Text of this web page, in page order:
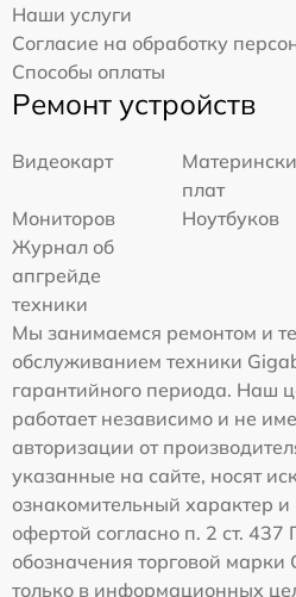
Наши услуги
Согласие на обработку
Способы оплаты
Ремонт устройств
Видеокарт
плат
Мониторов
Ноутбуков
Журнал об
апгрейде
техники
Мы занимаемся ремонтом и
обслуживанием техники
гарантийного периода. Наш
работает независимо и не
авторизации от
указанные на сайте, носят
ознакомительный характер
офертой согласно п. 2 ст.
обозначения торговой
только в информационных